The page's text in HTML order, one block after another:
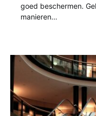
goed beschermen.
manieren…